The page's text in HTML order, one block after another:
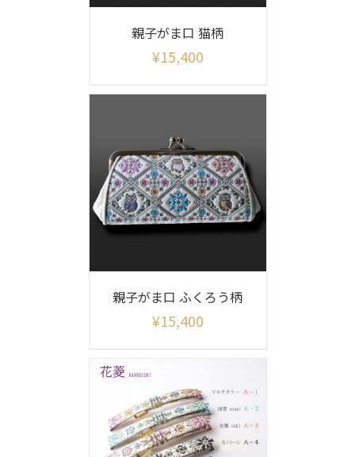
親子がま口 猫柄
¥15,400
親子がま口 ふくろう柄
¥15,400